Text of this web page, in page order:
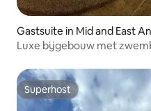
Gastsuite in Mid and East
Luxe bijgebouw met
Superhost
Superhost